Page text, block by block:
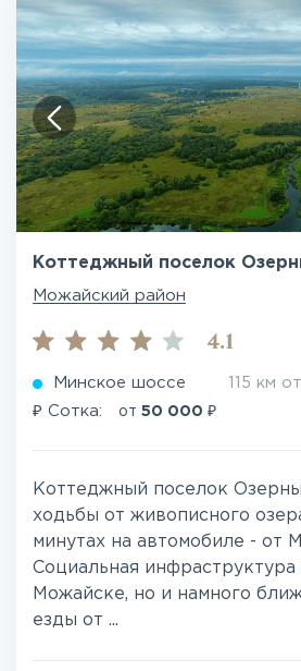
Коттеджный поселок
Можайский район
4.1
Минское шоссе 115 км
₽ Сотка: от 50 000 ₽
Коттеджный поселок
ходьбы от живописного
минутах на автомобиле - от
Социальная инфраструктура
Можайске, но и намного
езды от ...